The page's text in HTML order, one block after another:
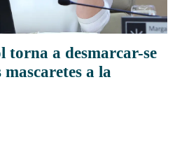
torna a desmarcar-se
a la